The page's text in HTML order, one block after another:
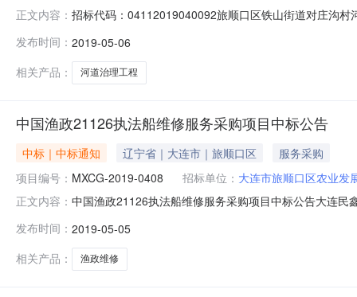
正文内容： 招标代码：04112019040092旅顺口区铁山街道对庄沟
招标内容：旅顺口区铁山街道对庄沟村河道治理工程的
须为水利水电工程
发布时间： 2019-05-06
相关产品：
河道治理工程
中国渔政21126执法船维修服务采购项目中标公告
中标｜中标通知 辽宁省｜大连市｜旅顺口区
服务采购
项目编号： MXCG-2019-0408 招标单位： 大连市旅顺口区农业发
正文内容： 中国渔政21126执法船维修服务采购项目中标公告大连
项目编号：MXCG-2019-04083、招标人名称：大连市旅
阳街西三
发布时间： 2019-05-05
相关产品：
渔政维修